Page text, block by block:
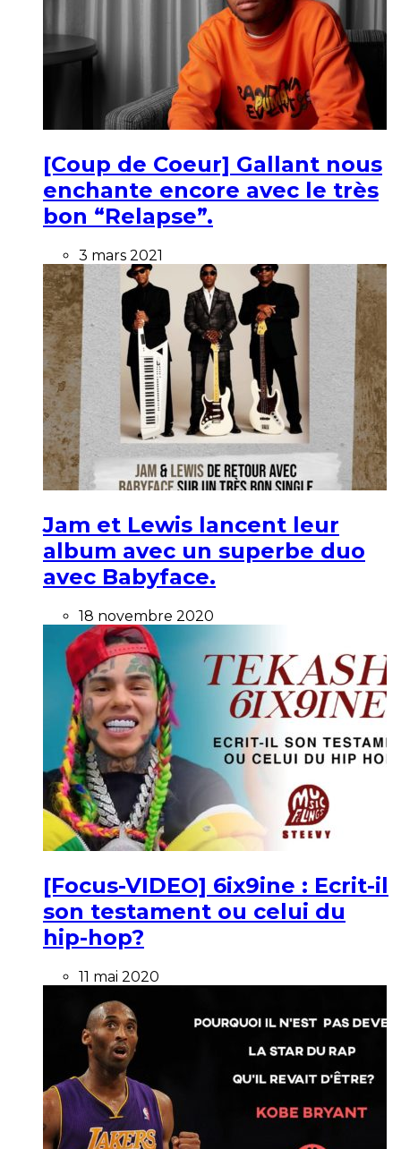
[Coup de Coeur] Gallant nous
enchante encore avec le très
bon “Relapse”.
3 mars 2021
Jam et Lewis lancent leur
album avec un superbe duo
avec Babyface.
18 novembre 2020
[Focus-VIDEO] 6ix9ine : Ecrit-il
son testament ou celui du
hip-hop?
11 mai 2020